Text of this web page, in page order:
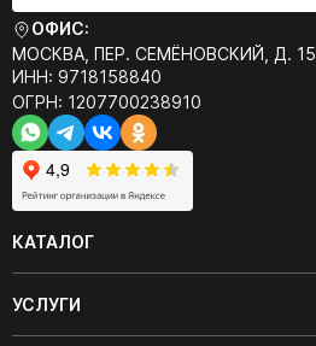
ОФИС:
МОСКВА, ПЕР. СЕМЁНОВСКИЙ, Д. 15
ИНН: 9718158840
ОГРН: 1207700238910
КАТАЛОГ
УСЛУГИ